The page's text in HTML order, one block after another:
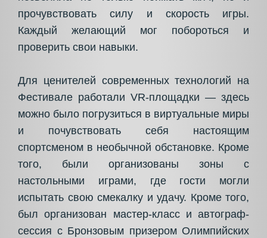
прочувствовать силу и скорость игры.
Каждый желающий мог побороться и
проверить свои навыки.
Для ценителей современных технологий на
Фестивале работали VR-площадки — здесь
можно было погрузиться в виртуальные миры
и почувствовать себя настоящим
спортсменом в необычной обстановке. Кроме
того, были организованы зоны с
настольными играми, где гости могли
испытать свою смекалку и удачу. Кроме того,
был организован мастер-класс и автограф-
сессия с Бронзовым призером Олимпийских